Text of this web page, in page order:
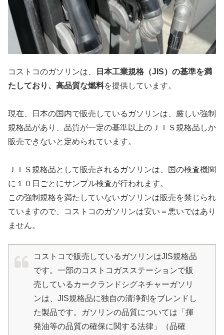
コストコのガソリンは、
日本工業規格（JIS）の基準を満
たしており、高品質な燃料を提供しています。
現在、日本の国内で販売しているガソリンは、厳しい強制
規格品があり、品質が一定の基準以上のＪＩＳ規格品しか
販売できないと定められています。
ＪＩＳ規格品として販売されるガソリンは、国の検査機関
に１０日ごとにサンプル検査が行われます。
この強制規格を満たしていないガソリンは販売を禁じられ
ていますので、コストコのガソリンは安い＝悪いではあり
ません。
コストコで販売しているガソリンはJIS規格品
です。一部のコストコガスステーションで販
売しているカークランドシグネチャーガソリ
ンは、JIS規格品に独自の清浄剤をブレンドし
た製品です。ガソリンの品質については「揮
発油等の品質の確保に関する法律」（品確